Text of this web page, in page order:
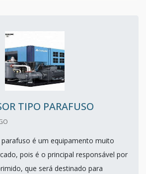
TIPO PARAFUSO
é um equipamento muito
pois é o principal responsável por
que será destinado para